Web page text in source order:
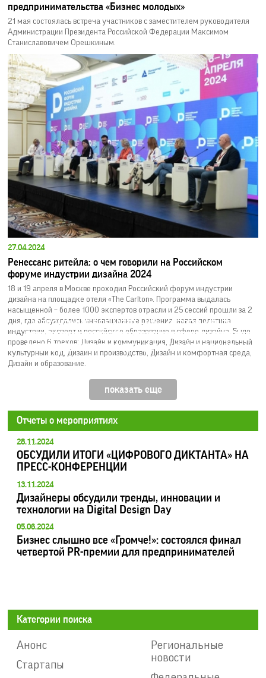
ОПУБЛИКОВАНА ДЕЛОВАЯ ПРОГРАММА ШЕСТОГО
ФОРУМА «СИЛЬНЫЕ ИДЕИ ДЛЯ НОВОГО ВРЕМЕНИ»
ГАСТРОНОМИЯ ВПЕЧАТЛЕНИЙ: «ОСТРОВ МЕЧТЫ»
ОТКРЫВАЕТ БОЛЕЕ 30 НОВЫХ ПРОСТРАНСТВ F&B В
УЛИЧНОЙ ЧАСТИ ПАРКА
МСП НАРАСТИЛИ ЗАЁМНОЕ ФИНАНСИРОВАНИЕ ДО
112 МЛРД РУБЛЕЙ
РОССТАНДАРТ ВВОДИТ ГОСТ ПО УПРАВЛЕНИЮ
ПЕРСОНАЛОМ
ТАТАРСТАН ВОШЁЛ В ТОП-4 РЕГИОНОВ ПО ОБЪЁМУ
ГОСПОДДЕРЖКИ БИЗНЕСА
предпринимательства «Бизнес молодых»
21 мая состоялась встреча участников с заместителем руководителя
Администрации Президента Российской Федерации Максимом
Станиславовичем Орешкиным.
27.04.2024
Ренессанс ритейла: о чем говорили на Российском
форуме индустрии дизайна 2024
18 и 19 апреля в Москве проходил Российский форум индустрии
дизайна на площадке отеля «The Carlton». Программа выдалась
насыщенной – более 1000 экспертов отрасли и 25 сессий прошли за 2
дня, где обсуждались инновационные решения, новая политика
индустрии, экспорт и российское образование в сфере дизайна. Было
проведено 6 треков: Дизайн и коммуникация, Дизайн и национальный
культурный код, Дизайн и производство, Дизайн и комфортная среда,
Дизайн и образование.
показать еще
Отчеты о мероприятиях
28.11.2024
ОБСУДИЛИ ИТОГИ «ЦИФРОВОГО ДИКТАНТА» НА
ПРЕСС-КОНФЕРЕНЦИИ
13.11.2024
Дизайнеры обсудили тренды, инновации и
технологии на Digital Design Day
05.06.2024
Бизнес слышно все «Громче!»: состоялся финал
четвертой PR-премии для предпринимателей
Категории поиска
Анонс
Стартапы
Региональные
новости